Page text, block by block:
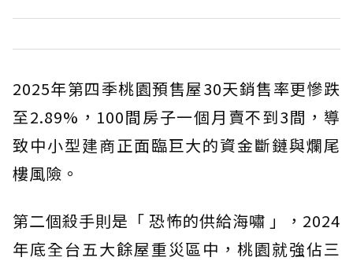
2025年第四季桃園預售屋30天銷售率更慘跌
至2.89%，100間房子一個月賣不到3間，導
致中小型建商正面臨巨大的資金斷鏈與爛尾
樓風險。
第二個殺手則是「 恐怖的供給海嘯 」，2024
年底全台五大餘屋重災區中，桃園就強佔三